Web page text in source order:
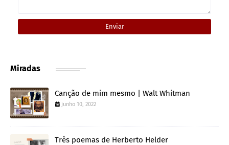
Miradas
Canção de mim mesmo | Walt Whitman
junho 10, 2022
Três poemas de Herberto Helder